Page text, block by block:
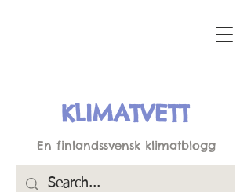
KLIMATVETT
En finlandssvensk klimatblogg